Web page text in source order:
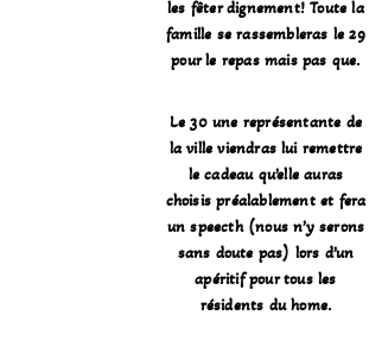
les fêter dignement! Toute la
famille se rassembleras le 29
pour le repas mais pas que.
Le 30 une représentante de
la ville viendras lui remettre
le cadeau qu’elle auras
choisis préalablement et fera
un speecth (nous n’y serons
sans doute pas) lors d’un
apéritif pour tous les
résidents du home.